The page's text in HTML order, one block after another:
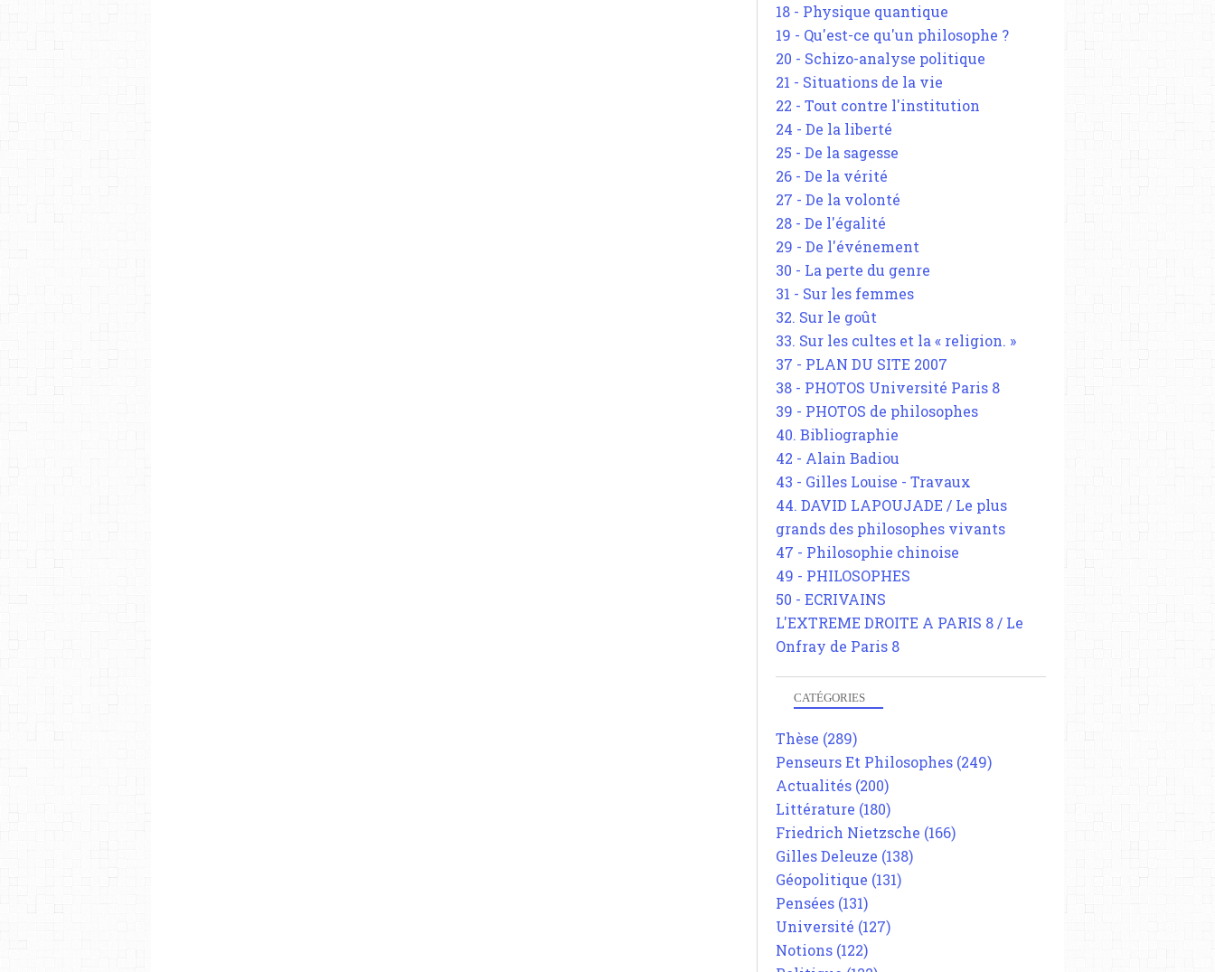
18 - Physique quantique
19 - Qu'est-ce qu'un philosophe ?
20 - Schizo-analyse politique
21 - Situations de la vie
22 - Tout contre l'institution
24 - De la liberté
25 - De la sagesse
26 - De la vérité
27 - De la volonté
28 - De l'égalité
29 - De l'événement
30 - La perte du genre
31 - Sur les femmes
32. Sur le goût
33. Sur les cultes et la « religion. »
37 - PLAN DU SITE 2007
38 - PHOTOS Université Paris 8
39 - PHOTOS de philosophes
40. Bibliographie
42 - Alain Badiou
43 - Gilles Louise - Travaux
44. DAVID LAPOUJADE / Le plus
grands des philosophes vivants
47 - Philosophie chinoise
49 - PHILOSOPHES
50 - ECRIVAINS
L'EXTREME DROITE A PARIS 8 / Le
Onfray de Paris 8
CATÉGORIES
Thèse (289)
Penseurs Et Philosophes (249)
Actualités (200)
Littérature (180)
Friedrich Nietzsche (166)
Gilles Deleuze (138)
Géopolitique (131)
Pensées (131)
Université (127)
Notions (122)